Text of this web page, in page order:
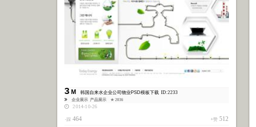
3M 韩国自来水企业公司物业PSD模板下载 ID:2233
企业展示 产品展示 ★ 2036
2014-10-26
-踩 464 +赞512